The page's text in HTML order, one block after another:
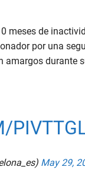
meses de
por una
amargos durante
May 29,